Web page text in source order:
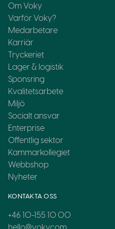
Om Voky
Varför Voky?
Medarbetare
Karriär
Tryckeriet
Lager & logistik
Sponsring
Kvalitetsarbete
Miljö
Socialt ansvar
Enterprise
Offentlig sektor
Kammarkollegiet
Webbshop
Nyheter
KONTAKTA OSS
+46 10-155 10 00